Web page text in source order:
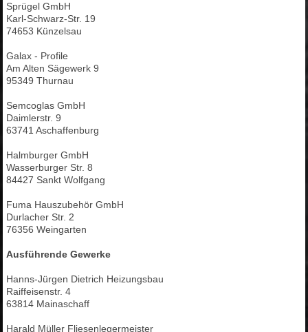
Sprügel GmbH
Karl-Schwarz-Str. 19
74653 Künzelsau
Galax - Profile
Am Alten Sägewerk 9
95349 Thurnau
Semcoglas GmbH
Daimlerstr. 9
63741 Aschaffenburg
Halmburger GmbH
Wasserburger Str. 8
84427 Sankt Wolfgang
Fuma Hauszubehör GmbH
Durlacher Str. 2
76356 Weingarten
Ausführende Gewerke
Hanns-Jürgen Dietrich Heizungsbau
Raiffeisenstr. 4
63814 Mainaschaff
Harald Müller Fliesenlegermeister